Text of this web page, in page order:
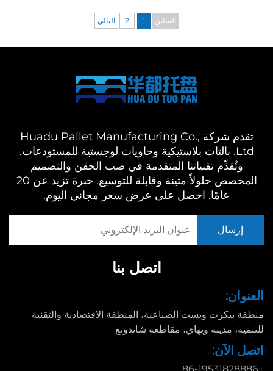
السابق 1
2 التالي
تقدم شركة Huadu Pallet Manufacturing Co.,
Ltd. بالتات بلاستيكية وحاويات لوجستية للمستودعات.
وتُقدِّم تقنياتنا المتقدمة في صب الحقن والتصميم
المخصص حلولاً متينة وقابلة للتوسيع. خبرة تزيد عن 20
عامًا. احصل على عرض سعر مجاني اليوم.
اتصل بنا
العنوان:
منطقة بيكرت ويست الصناعية، المنطقة الاقتصادية والتقنية
للتنمية، مدينة ويهاي، مقاطعة شاندونغ
اتصل الآن:
+86-19531828886